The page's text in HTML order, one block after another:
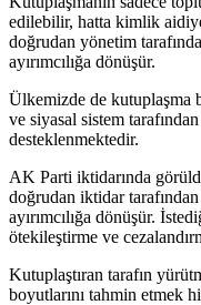
edilebilir, hatta kimlik
doğrudan yönetim
ayırımcılığa dönüşür.
Ülkemizde de kutuplaşma
ve siyasal sistem
desteklenmektedir.
AK Parti iktidarında
doğrudan iktidar
ayırımcılığa dönüşür.
ötekileştirme ve
Kutuplaştıran tarafın
boyutlarını tahmin etmek